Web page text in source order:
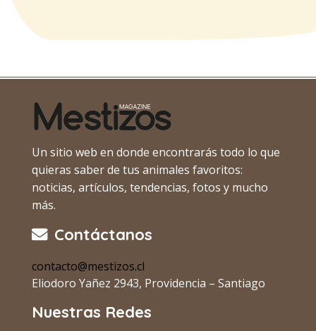
Un sitio web en donde encontrarás todo lo que
quieras saber de tus animales favoritos:
noticias, artículos, tendencias, fotos y mucho
más.
Contáctanos
contacto@mestizos.cl
Eliodoro Yañez 2943, Providencia – Santiago
Nuestras Redes